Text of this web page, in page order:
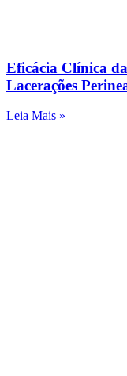
Eficácia Clínica
Lacerações
Leia Mais »